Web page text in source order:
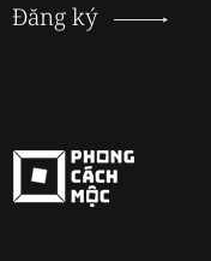
Đăng ký